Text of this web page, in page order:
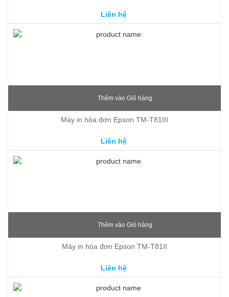
Liên hệ
Thêm vào Giỏ hàng
Máy in hóa đơn Epson TM-T81III
Liên hệ
Thêm vào Giỏ hàng
Máy in hóa đơn Epson TM-T81II
Liên hệ